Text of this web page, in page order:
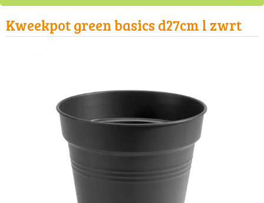
Kweekpot green basics d27cm l zwrt